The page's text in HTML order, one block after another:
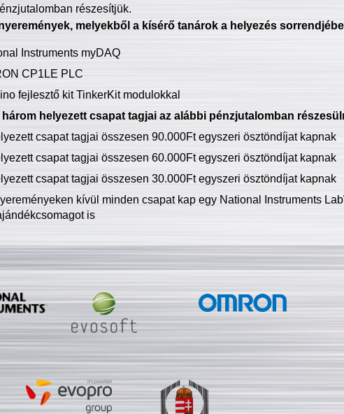
részesítjük.
melyekből a kísérő tanárok a helyezés
Instruments myDAQ
CP1LE PLC
fejlesztő kit TinkerKit modulokkal
helyezett csapat tagjai az alábbi pénzjutalomban
csapat tagjai összesen 90.000Ft egyszeri ösztöndíjat kapnak
csapat tagjai összesen 60.000Ft egyszeri ösztöndíjat kapnak
csapat tagjai összesen 30.000Ft egyszeri ösztöndíjat kapnak
kívül minden csapat kap egy National Instruments
is